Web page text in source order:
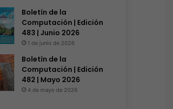
Boletín de la
Computación | Edición
483 | Junio 2026
1 de junio de 2026
Boletín de la
Computación | Edición
482 | Mayo 2026
4 de mayo de 2026